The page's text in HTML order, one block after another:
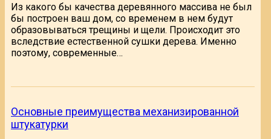
Из какого бы качества деревянного массива не был
бы построен ваш дом, со временем в нем будут
образовываться трещины и щели. Происходит это
вследствие естественной сушки дерева. Именно
поэтому, современные…
Основные преимущества механизированной
штукатурки